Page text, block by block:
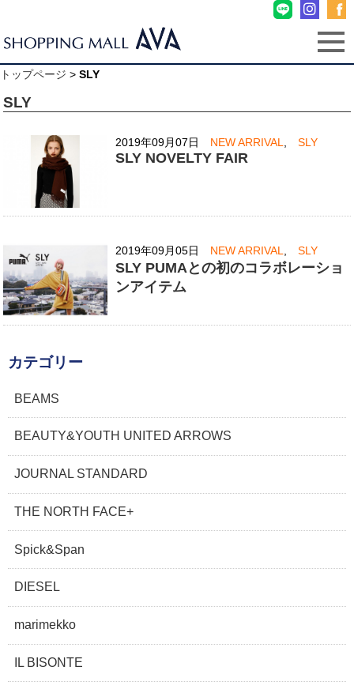
トップページ > SLY
SLY
2019年09月07日 NEW ARRIVAL SLY
SLY NOVELTY FAIR
2019年09月05日 NEW ARRIVAL, SLY
SLY PUMAとの初のコラボレーショ
ンアイテム
カテゴリー
BEAMS
BEAUTY&YOUTH UNITED ARROWS
JOURNAL STANDARD
THE NORTH FACE+
Spick&Span
DIESEL
marimekko
IL BISONTE